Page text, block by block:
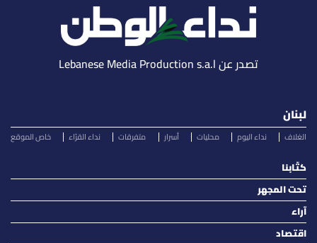
تصدر عن Lebanese Media Production s.a.l
لبنان
الغلاف نداء اليوم محليات أسرار متفرقات نداء القرّاء خاص الموقع
كتّابنا
تحت المجهر
آراء
اقتصاد